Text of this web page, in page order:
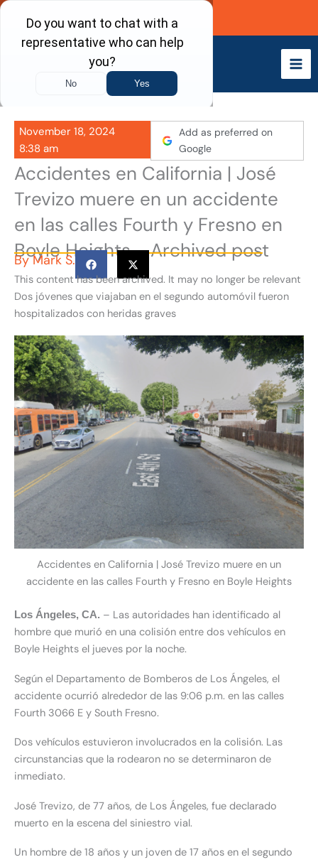
Skip
content
Call Now
November 18, 2024
8:38 am
Add as preferred on
Google
Accidentes en California | José
Trevizo muere en un accidente
en las calles Fourth y Fresno en
Boyle Heights - Archived post
ByMark S.
This content has been archived. It may no longer be relevant
Dos jóvenes que viajaban en el segundo automóvil fueron
hospitalizados con heridas graves
Accidentes en California | José Trevizo muere en un
accidente en las calles Fourth y Fresno en Boyle Heights
Los Ángeles, CA. – Las autoridades han identificado al
hombre que murió en una colisión entre dos vehículos en
Boyle Heights el jueves por la noche.
Según el Departamento de Bomberos de Los Ángeles, el
accidente ocurrió alrededor de las 9:06 p.m. en las calles
Fourth 3066 E y South Fresno.
Dos vehículos estuvieron involucrados en la colisión. Las
circunstancias que la rodearon no se determinaron de
inmediato.
José Trevizo, de 77 años, de Los Ángeles, fue declarado
muerto en la escena del siniestro vial.
Un hombre de 18 años y un joven de 17 años en el segundo